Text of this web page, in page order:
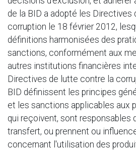
de la BID a adopté les Directives
corruption le 18 février 2012,
définitions harmonisées des
sanctions, conformément aux
autres institutions financières
Directives de lutte contre la
BID définissent les principes
et les sanctions applicables aux
qui reçoivent, sont responsables
transfert, ou prennent ou
concernant l'utilisation des